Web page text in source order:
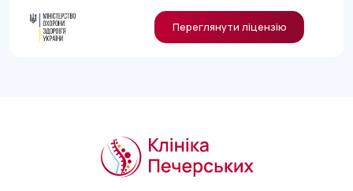
Переглянути ліцензію